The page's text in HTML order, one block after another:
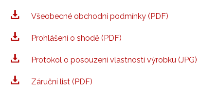
Všeobecné obchodní podmínky (PDF)
Prohlášení o shodě (PDF)
Protokol o posouzení vlastností výrobku (JPG)
Záruční list (PDF)